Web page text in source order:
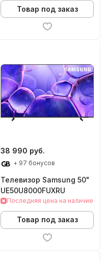
Товар под заказ
38 990 руб.
+ 97 бонусов
Телевизор Samsung 50"
UE50U8000FUXRU
Последняя цена на наличие
Товар под заказ